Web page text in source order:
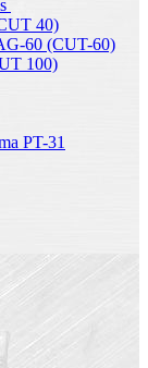
40)
60 (CUT-60)
100)
PT-31